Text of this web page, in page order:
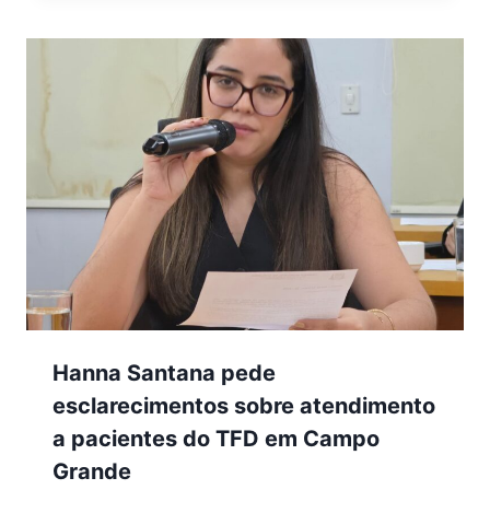
Hanna Santana pede
esclarecimentos sobre atendimento
a pacientes do TFD em Campo
Grande